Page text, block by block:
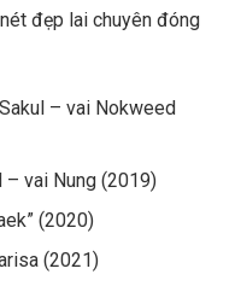
đẹp lai chuyên đóng
– vai Nokweed
– vai Nung (2019)
(2020)
(2021)